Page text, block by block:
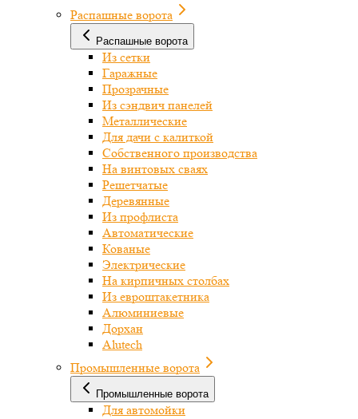
Распашные ворота
Распашные ворота
Из сетки
Гаражные
Прозрачные
Из сэндвич панелей
Металлические
Для дачи с калиткой
Собственного производства
На винтовых сваях
Решетчатые
Деревянные
Из профлиста
Автоматические
Кованые
Электрические
На кирпичных столбах
Из евроштакетника
Алюминиевые
Дорхан
Alutech
Промышленные ворота
Промышленные ворота
Для автомойки